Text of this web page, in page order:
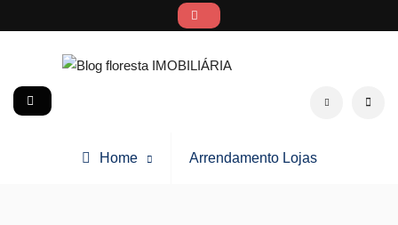
to
Blog floresta IMOBILIÁRIA Search social
Home
Posts
Arrendamento Lojas